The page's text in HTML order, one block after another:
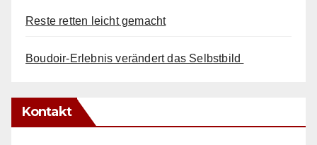
Reste retten leicht gemacht
Boudoir-Erlebnis verändert das Selbstbild
Kontakt